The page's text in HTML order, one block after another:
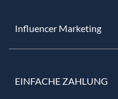
Influencer Marketing
EINFACHE ZAHLUNG